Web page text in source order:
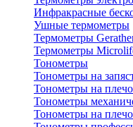
Инфракрасные
Ушные термометры
Термометры
Термометры
Тонометры
Тонометры на
Тонометры на
Тонометры
Тонометры на